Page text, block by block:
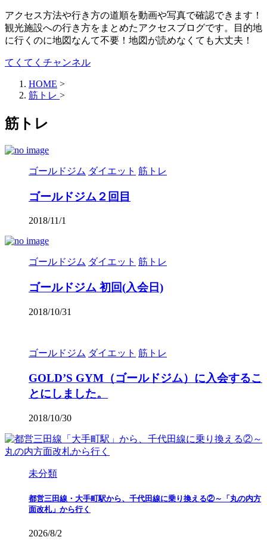
アクセス方法や行き方の道順を動画や写真で確認できます！
観光施設への行き方をまとめたアクセスブログです。目的地
に行くのに地図なんて不要！地図が読めなくても大丈夫！
てくてくチャンネル
HOME >
筋トレ >
筋トレ
ゴールドジム ダイエット 筋トレ
ゴールドジム２回目
2018/11/1
ゴールドジム ダイエット 筋トレ
ゴールドジム 初回(入会日)
2018/10/31
ゴールドジム ダイエット 筋トレ
GOLD’S GYM（ゴールドジム）に入会するこ
とにしました。
2018/10/30
未分類
都営三田線・大手町駅から、千代田線に乗り換える②～「丸の内方
面改札」から行く
2026/8/2